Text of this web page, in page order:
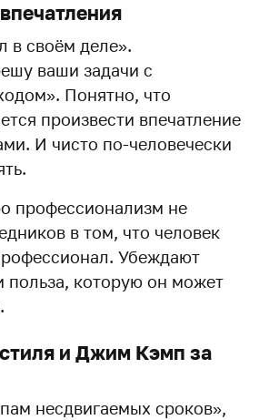
в своём деле».
ваши задачи с
Понятно, что
произвести впечатление
И чисто по-человечески
профессионализм не
в том, что человек
Убеждают
польза, которую он может
и Джим Кэмп за
несдвигаемых сроков»,